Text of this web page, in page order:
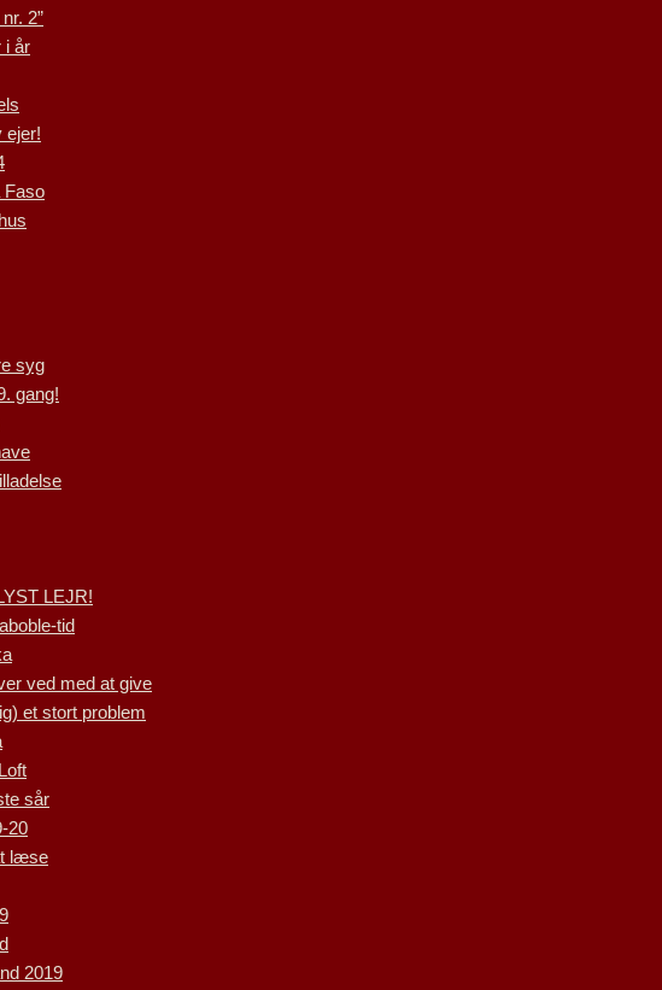
2”
i år
ejer!
Faso
syg
gang!
LEJR!
tid
ved med at give
et stort problem
sår
20
læse
2019